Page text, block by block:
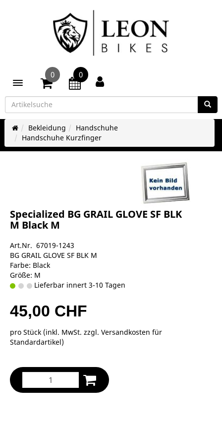
Toggle navigation
0 0
Bekleidung
Handschuhe
Handschuhe Kurzfinger
Specialized BG GRAIL GLOVE SF BLK
M Black M
Art.Nr. 67019-1243
BG GRAIL GLOVE SF BLK M
Farbe: Black
Größe: M
Lieferbar innert 3-10 Tagen
45,00 CHF
pro Stück (inkl. MwSt. zzgl. Versandkosten für
Standardartikel)